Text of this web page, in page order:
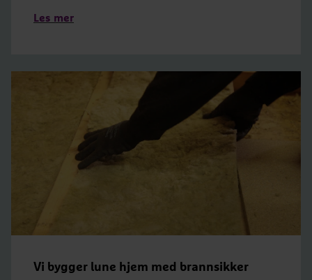
Les mer
Vi bygger lune hjem med brannsikker